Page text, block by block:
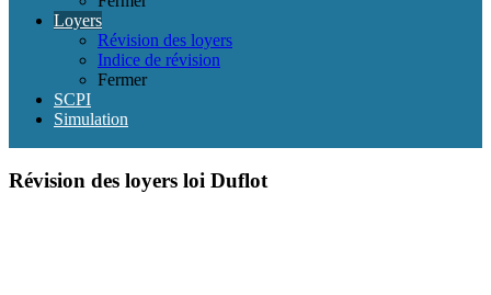
Loyers
Révision des loyers
Indice de révision
Fermer
SCPI
Simulation
Révision des loyers loi Duflot